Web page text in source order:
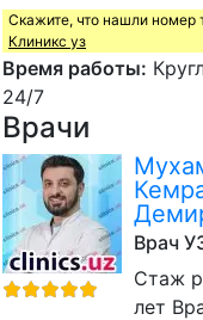
Скажите, что нашли номер
Клиникс уз
Время работы:
24/7
Врачи
Врач
Стаж
лет